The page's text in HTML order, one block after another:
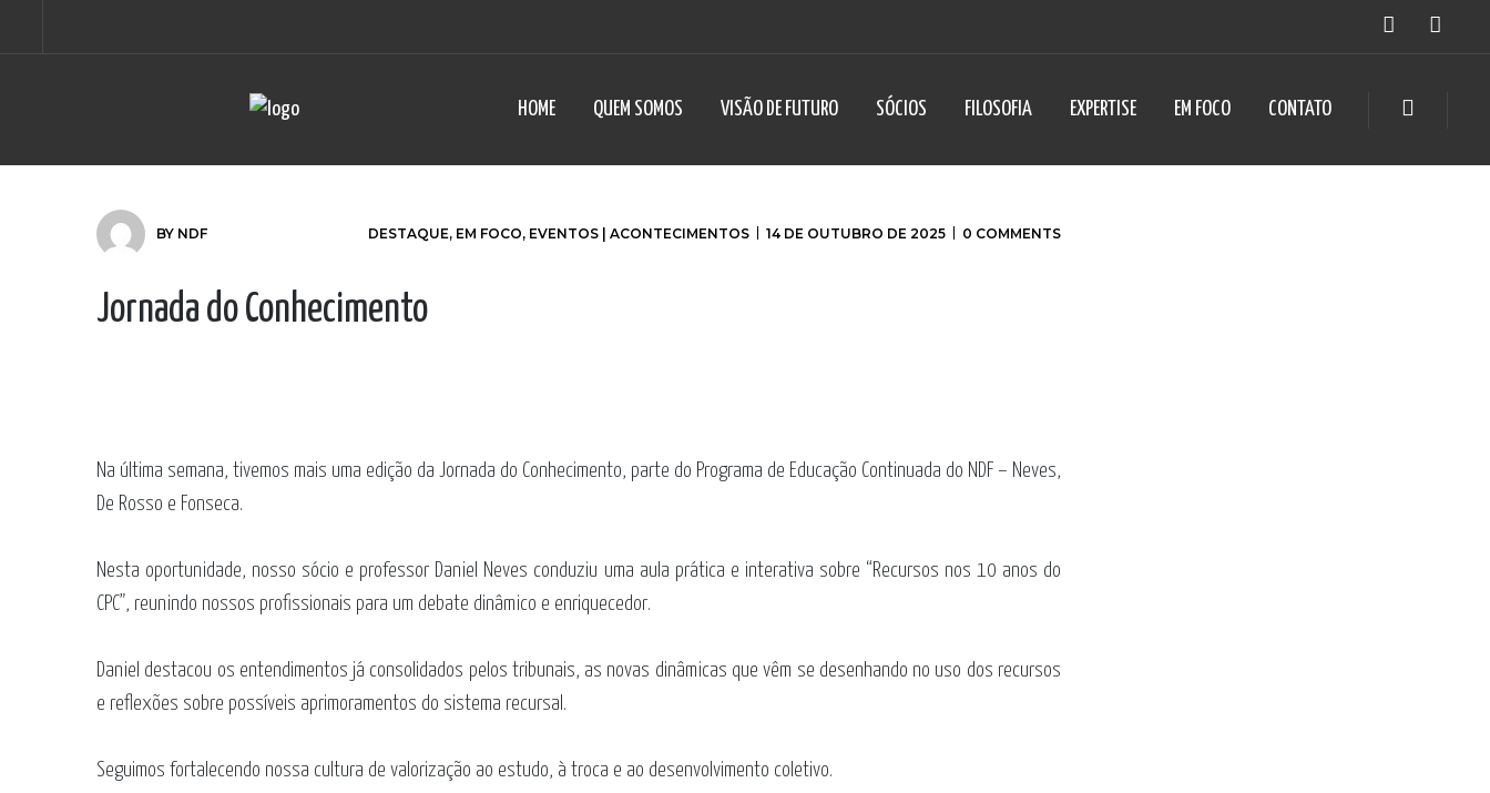
HOME QUEM SOMOS VISÃO DE FUTURO SÓCIOS FILOSOFIA EXPERTISE EM FOCO CONTATO
BY NDF DESTAQUE, EM FOCO, EVENTOS | ACONTECIMENTOS 14 DE OUTUBRO DE 2025 0 COMMENTS
Jornada do Conhecimento
Na última semana, tivemos mais uma edição da Jornada do Conhecimento, parte do Programa de Educação Continuada do NDF – Neves,
De Rosso e Fonseca.
Nesta oportunidade, nosso sócio e professor Daniel Neves conduziu uma aula prática e interativa sobre “Recursos nos 10 anos do
CPC”, reunindo nossos profissionais para um debate dinâmico e enriquecedor.
Daniel destacou os entendimentos já consolidados pelos tribunais, as novas dinâmicas que vêm se desenhando no uso dos recursos
e reflexões sobre possíveis aprimoramentos do sistema recursal.
Seguimos fortalecendo nossa cultura de valorização ao estudo, à troca e ao desenvolvimento coletivo.